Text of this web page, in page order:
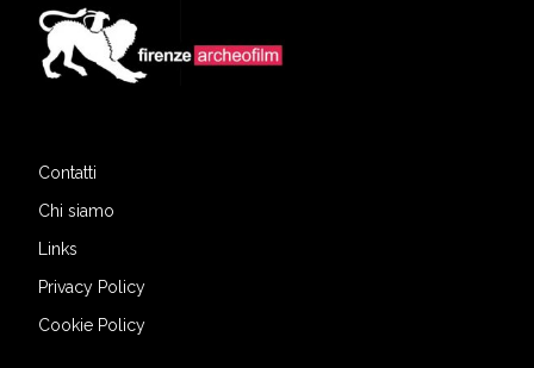
Contatti
Chi siamo
Links
Privacy Policy
Cookie Policy